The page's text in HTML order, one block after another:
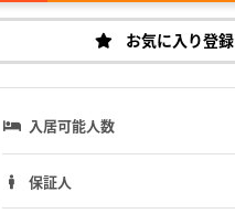
お気に入り登録
入居可能人数
保証人